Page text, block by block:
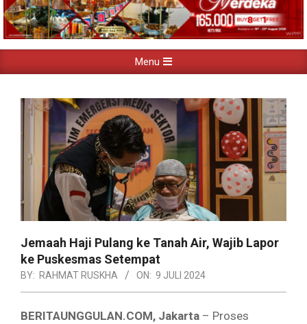
Navigation
Menu
Jemaah Haji Pulang ke Tanah Air, Wajib Lapor
ke Puskesmas Setempat
BY: RAHMAT RUSKHA ON: 9 JULI 2024
BERITAUNGGULAN.COM, Jakarta – Proses